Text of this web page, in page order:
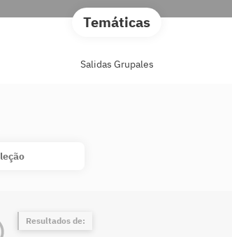
Temáticas
Salidas Grupales
Resultados de: